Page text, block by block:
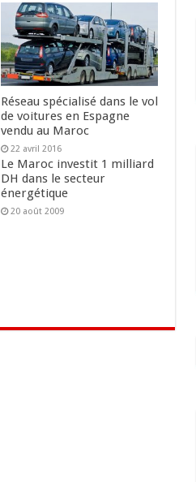
Réseau spécialisé dans le vol
de voitures en Espagne
vendu au Maroc
22 avril 2016
Le Maroc investit 1 milliard
DH dans le secteur
énergétique
20 août 2009